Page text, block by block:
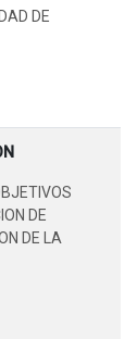
DE
DE
DE LA